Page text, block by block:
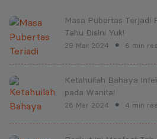
Masa Pubertas Terjadi
Tahu Disini Yuk!
29 Mar 2024 ● 6 min
Ketahuilah Bahaya
pada Wanita!
28 Mar 2024 ● 4 min